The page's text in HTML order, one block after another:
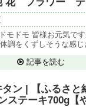
モドモ 皆様お元気で
調をくずしそうな感じ
記事を読む
ン | 【ふるさと
ステーキ700g【